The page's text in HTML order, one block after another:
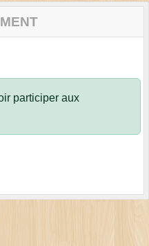
participer aux